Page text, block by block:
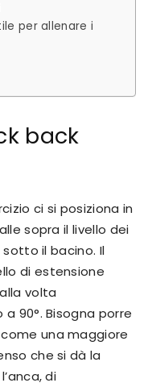
per allenare i
back
ci si posiziona in
sopra il livello dei
il bacino. Il
di estensione
volta
90°. Bisogna porre
una maggiore
che si dà la
di